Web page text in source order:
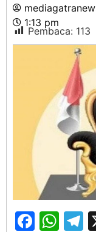
1:13 pm
Pembaca: 113